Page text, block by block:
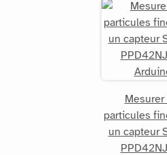
particules
un capteur